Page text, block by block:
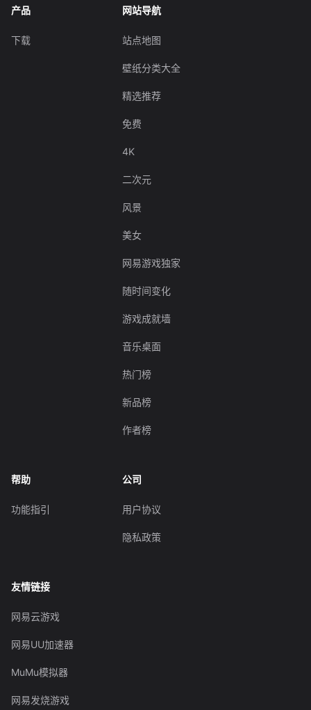
产品
下载
网站导航
站点地图
壁纸分类大全
精选推荐
免费
4K
二次元
风景
美女
网易游戏独家
随时间变化
游戏成就墙
音乐桌面
热门榜
新品榜
作者榜
帮助
功能指引
公司
用户协议
隐私政策
友情链接
网易云游戏
网易UU加速器
MuMu模拟器
网易发烧游戏